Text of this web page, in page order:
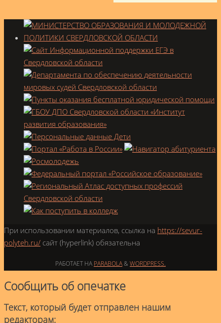
При использовании материалов, ссылка на https://sevur-
polyteh.ru/ сайт (hyperlink) обязательна
РАБОТАЕТ НА PARABOLA& WORDPRESS.
Сообщить об опечатке
Текст, который будет отправлен нашим
редакторам: